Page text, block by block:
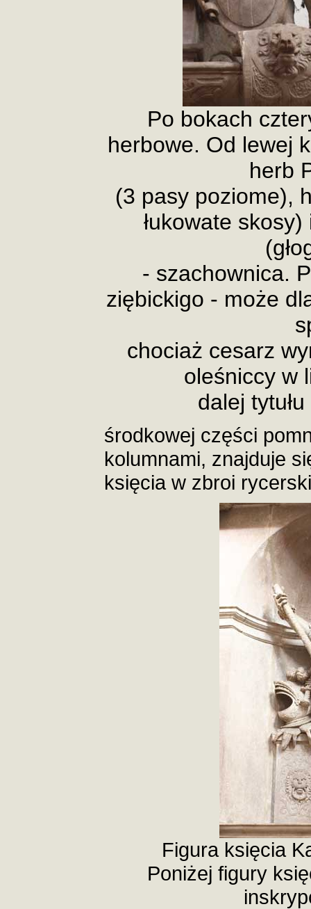
Po bokach
herbowe. Od lewej
herb
(3 pasy poziome),
łukowate
- szachownica.
ziębickigo - może
chociaż cesarz
oleśniccy w
dalej
środkowej części
kolumnami, znajduje
księcia w zbroi
Figura księcia
Poniżej figury